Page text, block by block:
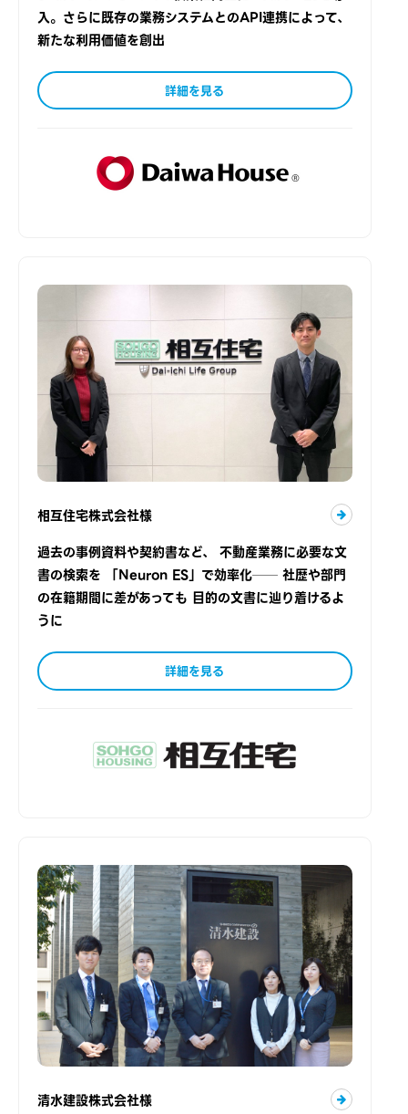
入。さらに既存の業務システムとのAPI連携によって、
新たな利用価値を創出
詳細を見る
相互住宅株式会社様
過去の事例資料や契約書など、 不動産業務に必要な文
書の検索を 「Neuron ES」で効率化── 社歴や部門
の在籍期間に差があっても 目的の文書に辿り着けるよ
うに
詳細を見る
清水建設株式会社様